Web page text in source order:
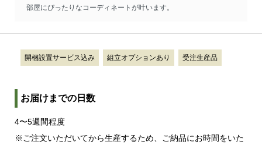
部屋にぴったりなコーディネートが叶います。
開梱設置サービス込み 組立オプションあり 受注生産品
お届けまでの日数
4〜5週間程度
※ご注文いただいてから生産するため、ご納品にお時間をいた